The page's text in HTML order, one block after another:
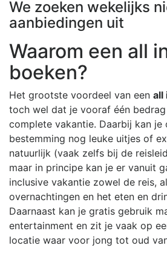
We zoeken wekelijks
aanbiedingen uit
Waarom een all
boeken?
Het grootste voordeel van een all
toch wel dat je vooraf één
complete vakantie. Daarbij kan je
bestemming nog leuke uitjes of
natuurlijk (vaak zelfs bij de
maar in principe kan je er vanuit
inclusive vakantie zowel de reis,
overnachtingen en het eten en
Daarnaast kan je gratis gebruik
entertainment en zit je vaak op
locatie waar voor jong tot oud